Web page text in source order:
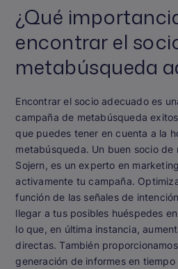
¿Qué
encontrar el
metabúsqueda
Encontrar el socio adecuado es
campaña de metabúsqueda
que puedes tener en cuenta a la
metabúsqueda. Un buen socio
Sojern, es un experto en
activamente tu campaña.
función de las señales de
llegar a tus posibles huéspedes
lo que, en última instancia,
directas. También
generación de informes en